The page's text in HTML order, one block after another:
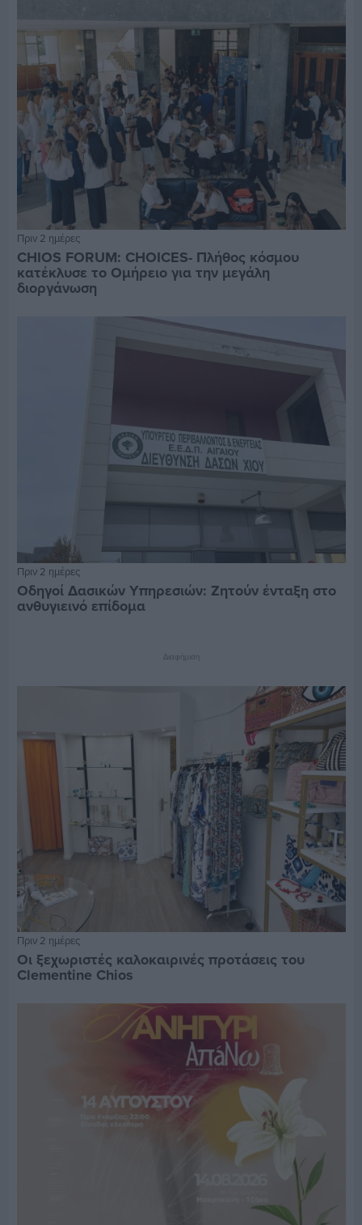
Πριν 2 ημέρες
CHIOS FORUM: CHOICES- Πλήθος κόσμου
κατέκλυσε το Ομήρειο για την μεγάλη
διοργάνωση
Πριν 2 ημέρες
Οδηγοί Δασικών Υπηρεσιών: Ζητούν ένταξη στο
ανθυγιεινό επίδομα
Διαφήμιση
Πριν 2 ημέρες
Οι ξεχωριστές καλοκαιρινές προτάσεις του
Clementine Chios